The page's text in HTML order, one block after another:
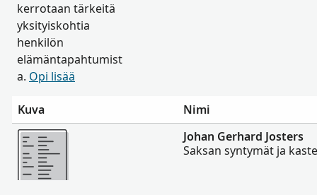
kerrotaan tärkeitä
yksityiskohtia
henkilön
elämäntapahtumist
a. Opi lisää
Kuva
Nimi
Enemmän
Johan Gerhard Josters
Saksan syntymät ja